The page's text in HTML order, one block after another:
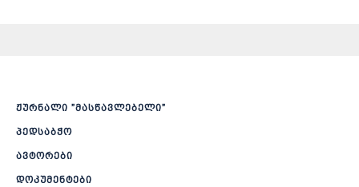
ჟურნალი ”მასწავლებელი”
პედსაბჭო
ავტორები
დოკუმენტები